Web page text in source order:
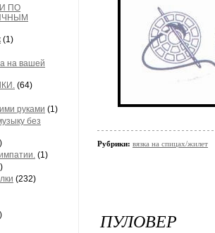
ПО
(1)
на вашей
(64)
руками (1)
без
(1)
(232)
Рубрики: вязка на спицах/жилет
ПУЛОВЕР